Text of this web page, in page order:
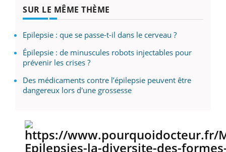
SUR LE MÊME THÈME
Epilepsie : que se passe-t-il dans le cerveau ?
Épilepsie : de minuscules robots injectables pour
prévenir les crises ?
Des médicaments contre l’épilepsie peuvent être
dangereux lors d'une grossesse